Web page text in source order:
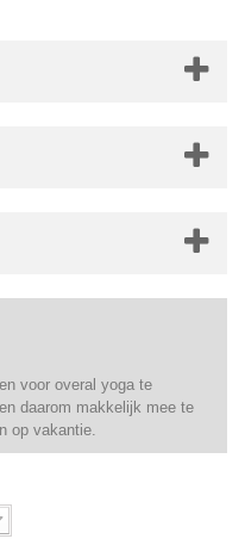
voor overal yoga te
daarom makkelijk mee te
op vakantie.